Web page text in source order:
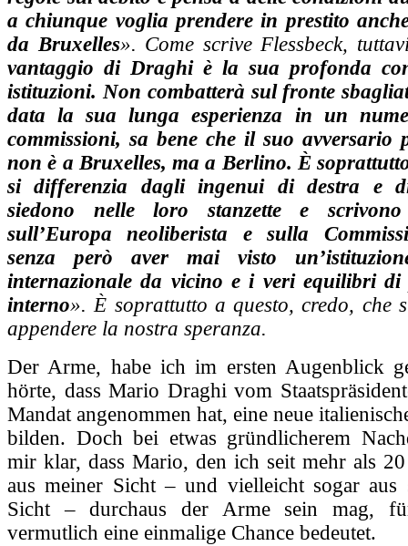
a chiunque voglia prendere in prestito
da Bruxelles». Come scrive Flessbeck,
vantaggio di Draghi è la sua profonda
istituzioni. Non combatterà sul fronte
data la sua lunga esperienza in un
commissioni, sa bene che il suo avversario
non è a Bruxelles, ma a Berlino. È
si differenzia dagli ingenui di destra e
siedono nelle loro stanzette e
sull’Europa neoliberista e sulla
senza però aver mai visto
internazionale da vicino e i veri equilibri
interno». È soprattutto a questo, credo, che
appendere la nostra speranza.
Der Arme, habe ich im ersten Augenblick
hörte, dass Mario Draghi vom
Mandat angenommen hat, eine neue
bilden. Doch bei etwas gründlicherem
mir klar, dass Mario, den ich seit mehr als 20
aus meiner Sicht – und vielleicht sogar aus
Sicht – durchaus der Arme sein mag,
vermutlich eine einmalige Chance bedeutet.